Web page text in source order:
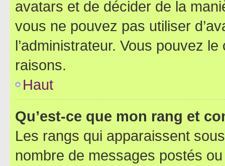
avatars et de décider de la
vous ne pouvez pas utiliser
l’administrateur. Vous pouvez
raisons.
Haut
Qu’est-ce que mon rang et
Les rangs qui apparaissent
nombre de messages postés